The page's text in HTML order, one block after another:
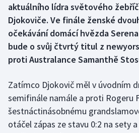
Curling
Dostihy
Futsal
Golf
aktuálního lídra světového
Djokoviče. Ve finále ženské
očekávání domácí hvězda
bude o svůj čtvrtý titul z
proti Australance Samanthě
Zatímco Djokovič měl v úvodním
semifinále namále a proti Rogeru
šestnáctinásobnému
otáčel zápas ze stavu 0:2 na sety